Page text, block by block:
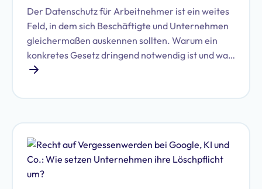
Der Datenschutz für Arbeitnehmer ist ein weites
Feld, in dem sich Beschäftigte und Unternehmen
gleichermaßen auskennen sollten. Warum ein
konkretes Gesetz dringend notwendig ist und was
damit auf Unternehmen zukommen könnte, zeigt